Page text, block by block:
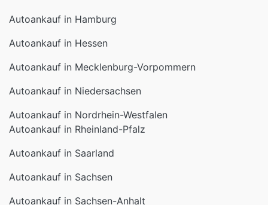
Autoankauf in Hamburg
Autoankauf in Hessen
Autoankauf in Mecklenburg-Vorpommern
Autoankauf in Niedersachsen
Autoankauf in Nordrhein-Westfalen
Autoankauf in Rheinland-Pfalz
Autoankauf in Saarland
Autoankauf in Sachsen
Autoankauf in Sachsen-Anhalt